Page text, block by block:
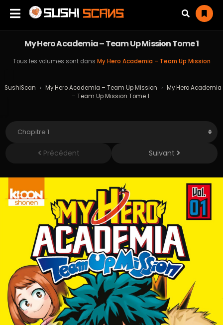
My Hero Academia – Team Up Mission Tome 1
Tous les volumes sont dans My Hero Academia – Team Up Mission
SushiScan › My Hero Academia – Team Up Mission › My Hero Academia
– Team Up Mission Tome 1
Précédent Suivant